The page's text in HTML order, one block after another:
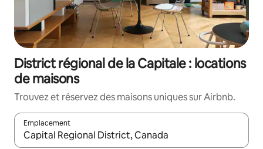
District régional de la Capitale : locations
de maisons
Trouvez et réservez des maisons uniques sur Airbnb.
Emplacement
Quand les résultats sont affichés, parcourez-les en utilisant